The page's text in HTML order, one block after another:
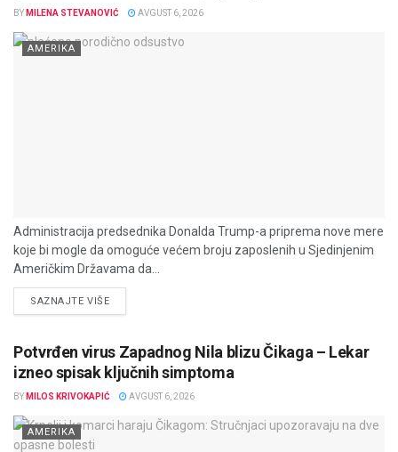
BY MILENA STEVANOVIĆ AVGUST 6, 2026
AMERIKA
Administracija predsednika Donalda Trump-a priprema nove mere
koje bi mogle da omoguće većem broju zaposlenih u Sjedinjenim
Američkim Državama da...
SAZNAJTE VIŠEDETAILS
Potvrđen virus Zapadnog Nila blizu Čikaga – Lekar
izneo spisak ključnih simptoma
BY MILOS KRIVOKAPIĆ AVGUST 6, 2026
AMERIKA